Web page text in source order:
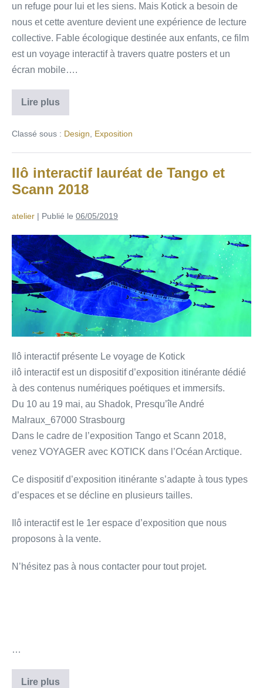
un refuge pour lui et les siens. Mais Kotick a besoin de
nous et cette aventure devient une expérience de lecture
collective. Fable écologique destinée aux enfants, ce film
est un voyage interactif à travers quatre posters et un
écran mobile….
Lire plus
Classé sous : Design Exposition
Ilô interactif lauréat de Tango et
Scann 2018
atelier | Publié le 06/05/2019
Ilô interactif présente Le voyage de Kotick
ilô interactif est un dispositif d’exposition itinérante dédié
à des contenus numériques poétiques et immersifs.
Du 10 au 19 mai, au Shadok, Presqu’île André
Malraux_67000 Strasbourg
Dans le cadre de l’exposition Tango et Scann 2018,
venez VOYAGER avec KOTICK dans l’Océan Arctique.
Ce dispositif d’exposition itinérante s’adapte à tous types
d’espaces et se décline en plusieurs tailles.
Ilô interactif est le 1er espace d’exposition que nous
proposons à la vente.
N’hésitez pas à nous contacter pour tout projet.
…
Lire plus